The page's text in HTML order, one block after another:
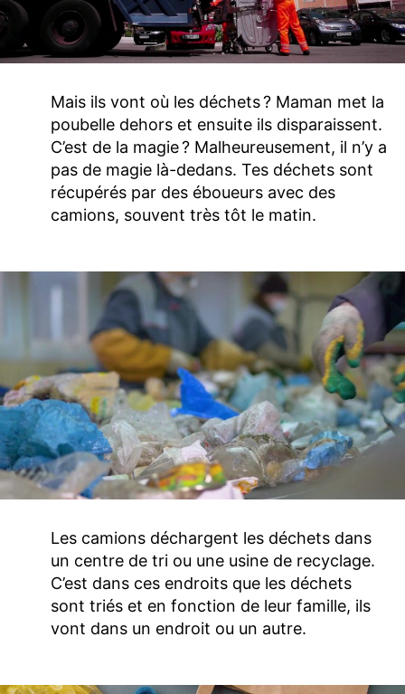
Mais ils vont où les déchets ? Maman met la
poubelle dehors et ensuite ils disparaissent.
C’est de la magie ? Malheureusement, il n’y a
pas de magie là-dedans. Tes déchets sont
récupérés par des éboueurs avec des
camions, souvent très tôt le matin.
Les camions déchargent les déchets dans
un centre de tri ou une usine de recyclage.
C’est dans ces endroits que les déchets
sont triés et en fonction de leur famille, ils
vont dans un endroit ou un autre.